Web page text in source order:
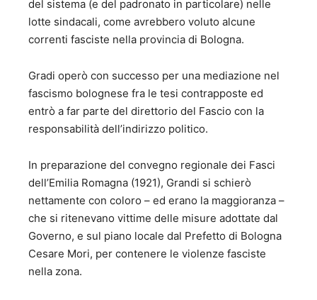
del sistema (e del padronato in particolare) nelle
lotte sindacali, come avrebbero voluto alcune
correnti fasciste nella provincia di Bologna.
Gradi operò con successo per una mediazione nel
fascismo bolognese fra le tesi contrapposte ed
entrò a far parte del direttorio del Fascio con la
responsabilità dell’indirizzo politico.
In preparazione del convegno regionale dei Fasci
dell’Emilia Romagna (1921), Grandi si schierò
nettamente con coloro – ed erano la maggioranza –
che si ritenevano vittime delle misure adottate dal
Governo, e sul piano locale dal Prefetto di Bologna
Cesare Mori, per contenere le violenze fasciste
nella zona.